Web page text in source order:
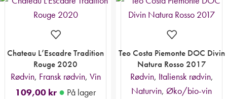
Chateau L’Escadre Tradition
Rouge 2020
Rødvin, Fransk rødvin, Vin
109,00 kr ● På lager
Teo Costa Piemonte DOC Divin
Natura Rosso 2017
Rødvin, Italiensk rødvin,
Naturvin, Øko/bio-vin